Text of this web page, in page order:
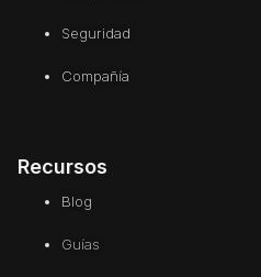
Seguridad
Compañía
Recursos
Blog
Guías